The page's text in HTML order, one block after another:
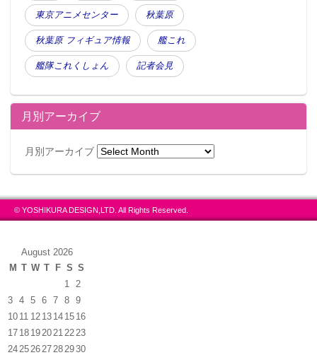
東京アニメセンター 秋葉原
秋葉原 フィギュア情報 艦これ
艦隊これくしょん 記者会見
月別アーカイブ
月別アーカイブ
© YOSHIKURA DESIGN,LTD. All Rights Reserved.
August 2026
M T W T F S S
1
2
3
4 5 6 7 8
9
10 11 12 13 14 15 16
17 18 19 20 21 22 23
24 25 26 27 28 2930